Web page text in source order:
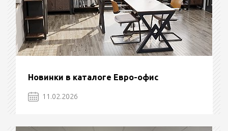
Новинки в каталоге Евро-офис
11.02.2026